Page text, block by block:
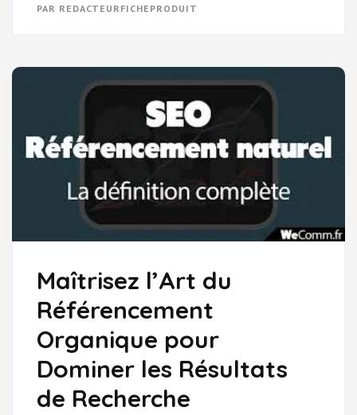
RÉFÉRENCEMENT
UNE
EN
LIGNE
OPTIMALE
PAR REDACTEURFICHEPRODUIT
Maîtrisez l’Art du
Référencement
Organique pour
Dominer les Résultats
de Recherche